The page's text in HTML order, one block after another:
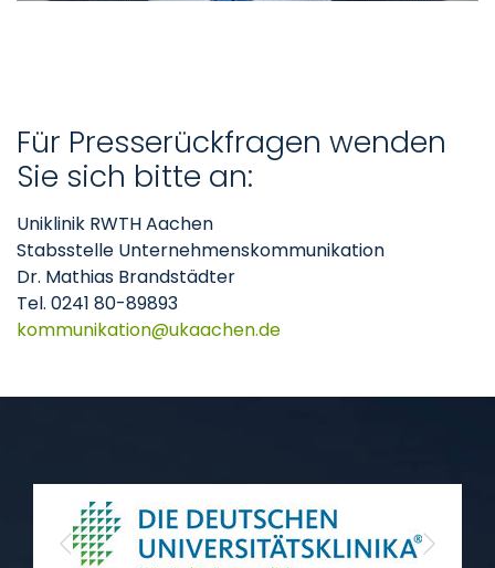
Für Presserückfragen wenden
Sie sich bitte an:
Uniklinik RWTH Aachen
Stabsstelle Unternehmenskommunikation
Dr. Mathias Brandstädter
Tel. 0241 80-89893
kommunikation
ukaachende
Previous Next